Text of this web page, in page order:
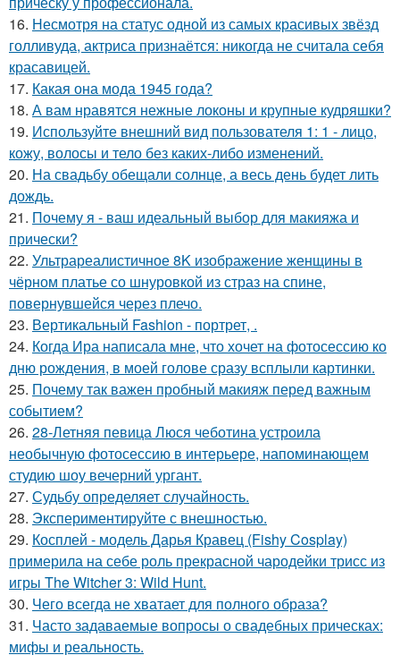
16. Несмотря на статус одной из самых красивых звёзд
голливуда, актриса признаётся: никогда не считала себя
красавицей.
17. Какая она мода 1945 года?
18. А вам нравятся нежные локоны и крупные кудряшки?
19. Используйте внешний вид пользователя 1: 1 - лицо,
кожу, волосы и тело без каких-либо изменений.
20. На свадьбу обещали солнце, а весь день будет лить
дождь.
21. Почему я - ваш идеальный выбор для макияжа и
прически?
22. Ультрареалистичное 8K изображение женщины в
чёрном платье со шнуровкой из страз на спине,
повернувшейся через плечо.
23. Вертикальный Fashion - портрет, .
24. Когда Ира написала мне, что хочет на фотосессию ко
дню рождения, в моей голове сразу всплыли картинки.
25. Почему так важен пробный макияж перед важным
событием?
26. 28-Летняя певица Люся чеботина устроила
необычную фотосессию в интерьере, напоминающем
студию шоу вечерний ургант.
27. Судьбу определяет случайность.
28. Экспериментируйте с внешностью.
29. Косплей - модель Дарья Кравец (Fishy Cosplay)
примерила на себе роль прекрасной чародейки трисс из
игры The Witcher 3: Wild Hunt.
30. Чего всегда не хватает для полного образа?
31. Часто задаваемые вопросы о свадебных прическах:
мифы и реальность.